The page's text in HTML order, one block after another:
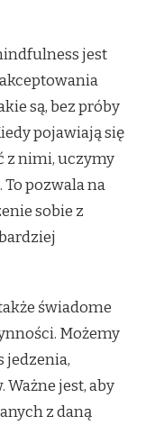
jest
są, bez próby
pojawiają się
z nimi, uczymy
pozwala na
sobie z
świadome
Możemy
jedzenia,
jest, aby
z daną